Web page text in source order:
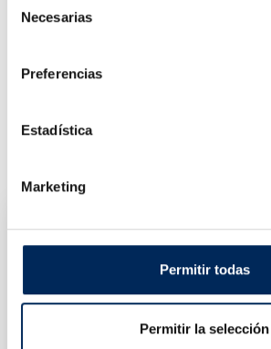
Necesarias
Preferencias
Estadística
Marketing
Permitir todas
Permitir la selección
mecánica rápida, este modelo es una
para mejorar la productividad y la